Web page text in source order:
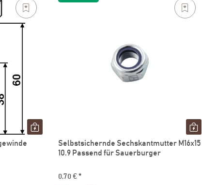
Selbstsichernde Sechskantmutter M16x15
10.9 Passend für Sauerburger
0,70 € *